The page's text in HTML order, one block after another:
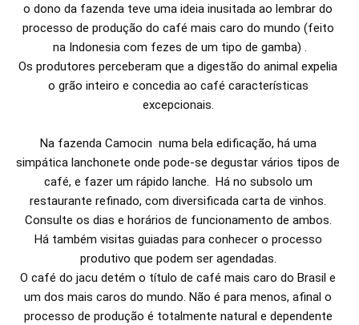
o dono da fazenda teve uma ideia inusitada ao lembrar do
processo de produção do café mais caro do mundo (feito
na Indonesia com fezes de um tipo de gamba) .
Os produtores perceberam que a digestão do animal expelia
o grão inteiro e concedia ao café características
excepcionais.
Na fazenda Camocin  numa bela edificação, há uma
simpática lanchonete onde pode-se degustar vários tipos de
café, e fazer um rápido lanche.  Há no subsolo um
restaurante refinado, com diversificada carta de vinhos.
Consulte os dias e horários de funcionamento de ambos.
Há também visitas guiadas para conhecer o processo
produtivo que podem ser agendadas.
O café do jacu detém o título de café mais caro do Brasil e
um dos mais caros do mundo. Não é para menos, afinal o
processo de produção é totalmente natural e dependente